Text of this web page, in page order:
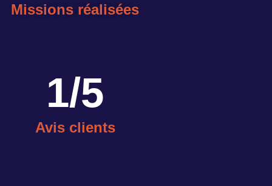
Missions réalisées
Avis clients
1/5